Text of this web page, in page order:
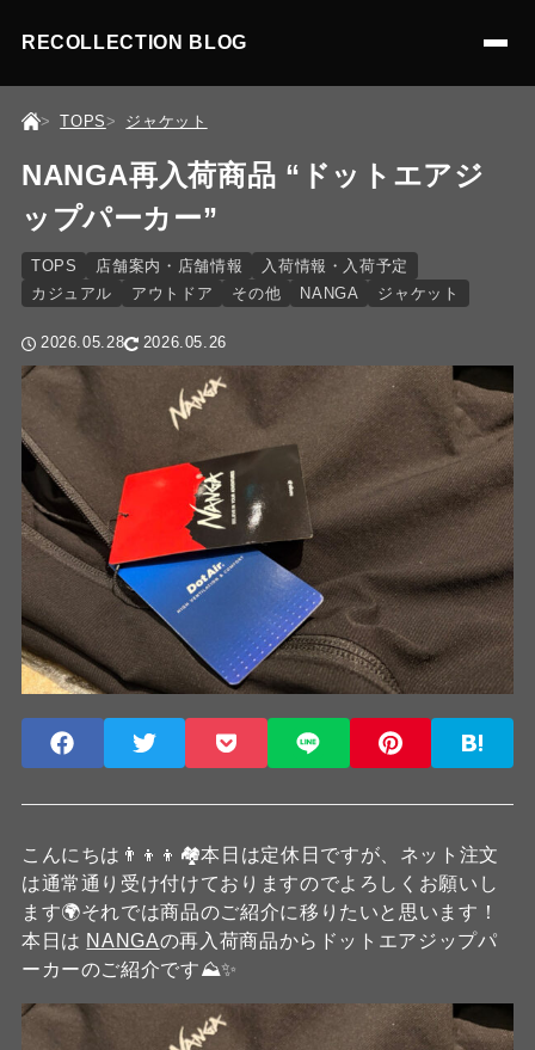
RECOLLECTION BLOG
TOPS ジャケット
NANGA再入荷商品 “ドットエアジ
ップパーカー”
TOPS 店舗案内・店舗情報
入荷情報・入荷予定
カジュアル
アウトドア その他 NANGA ジャケット
2026.05.28 2026.05.26
こんにちは👨‍👦‍👦🏘️本日は定休日ですが、ネット注文
は通常通り受け付けておりますのでよろしくお願いし
ます🌍️それでは商品のご紹介に移りたいと思います！
本日は NANGAの再入荷商品からドットエアジップパ
ーカーのご紹介です⛰️✨️